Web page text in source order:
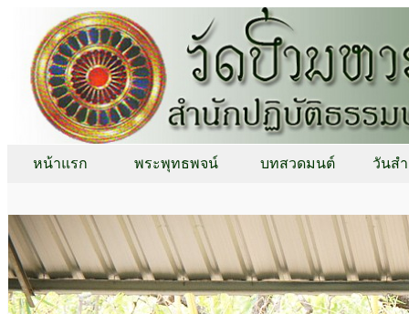
หน้าแรก พระพุทธพจน์ บทสวดมนต์ วันส